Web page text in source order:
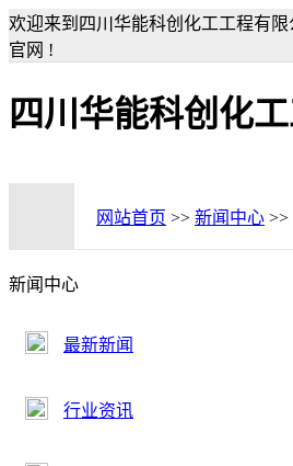
欢迎来到四川华能科创化工工程有限
官网 !
四川华能科创化
网站首页 >> 新闻中心 >>
新闻中心
最新新闻
行业资讯